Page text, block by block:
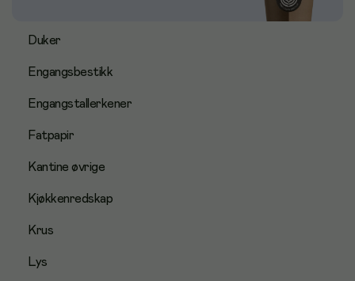
Duker
Engangsbestikk
Engangstallerkener
Fatpapir
Kantine øvrige
Kjøkkenredskap
Krus
Lys